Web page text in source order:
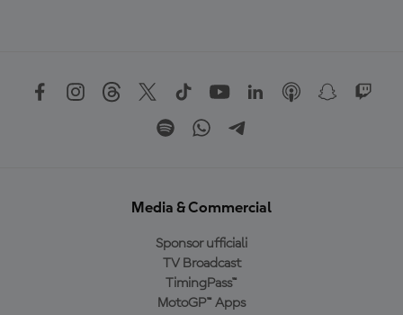
Media & Commercial
Sponsor ufficiali
TV Broadcast
TimingPass™
MotoGP™ Apps